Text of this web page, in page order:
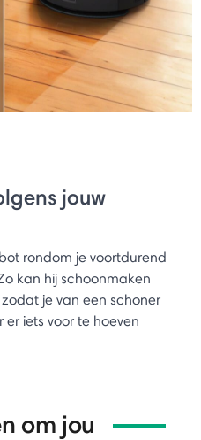
jouw
rondom je voortdurend
kan hij schoonmaken
je van een schoner
iets voor te hoeven
om jou